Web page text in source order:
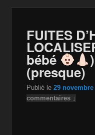
FUITES
bébé
(presque)
Publié le29 novembre
commentaires ↓